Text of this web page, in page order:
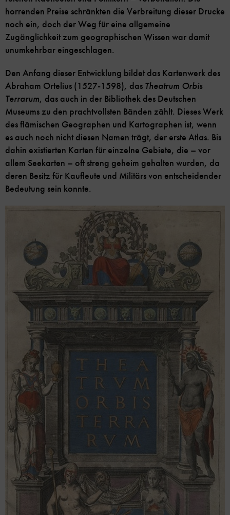
horrenden Preise schränkten die Verbreitung dieser Drucke
noch ein, doch der Weg für eine allgemeine
Zugänglichkeit zum geographischen Wissen war damit
unumkehrbar eingeschlagen.
Den Anfang dieser Entwicklung bildet das Kartenwerk des
Abraham Ortelius (1527-1598), das Theatrum Orbis
Terrarum, das auch in der Bibliothek des Deutschen
Museums zu den prachtvollsten Bänden zählt. Dieses Werk
des flämischen Geographen und Kartographen ist, wenn
es auch noch nicht diesen Namen trägt, der erste Atlas. Bis
dahin existierten Karten für einzelne Gebiete, die – vor
allem Seekarten – oft streng geheim gehalten wurden, da
deren Besitz für Kaufleute und Militärs von entscheidender
Bedeutung sein konnte.